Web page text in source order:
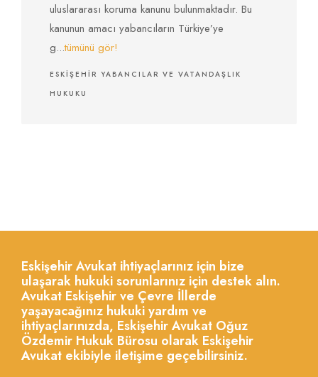
uluslararası koruma kanunu bulunmaktadır. Bu
kanunun amacı yabancıların Türkiye’ye
g...tümünü gör!
ESKIŞEHIR YABANCILAR VE VATANDAŞLIK
HUKUKU
Eskişehir Avukat ihtiyaçlarınız için bize
ulaşarak hukuki sorunlarınız için destek alın.
Avukat Eskişehir ve Çevre İllerde
yaşayacağınız hukuki yardım ve
ihtiyaçlarınızda, Eskişehir Avukat Oğuz
Özdemir Hukuk Bürosu olarak Eskişehir
Avukat ekibiyle iletişime geçebilirsiniz.